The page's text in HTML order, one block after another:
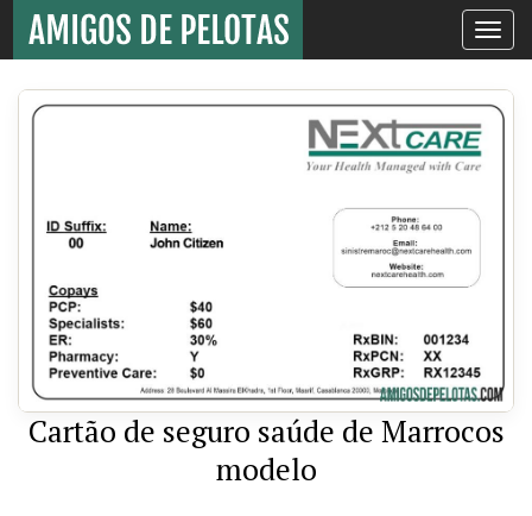
Toggle
Cartão de seguro saúde de Marrocos
modelo